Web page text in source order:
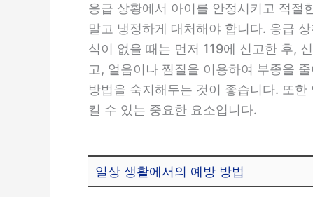
응급 상황에서 아이를 안정시키고 적절
말고 냉정하게 대처해야 합니다. 응급
식이 없을 때는 먼저 119에 신고한 후,
고, 얼음이나 찜질을 이용하여 부종을
방법을 숙지해두는 것이 좋습니다. 또
킬 수 있는 중요한 요소입니다.
일상 생활에서의 예방 방법